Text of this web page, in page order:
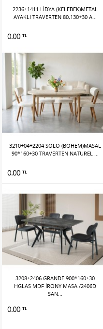
2236+1411 LİDYA (KELEBEK)METAL
AYAKLI TRAVERTEN 80,130+30 A...
0.00 TL
3210+04+2204 SOLO (BOHEM)MASAL
90*160+30 TRAVERTEN NATUREL ...
0.00 TL
3208+2406 GRANDE 900*160+30
HGLAS MDF İRONY MASA /2406D
SAN...
0.00 TL